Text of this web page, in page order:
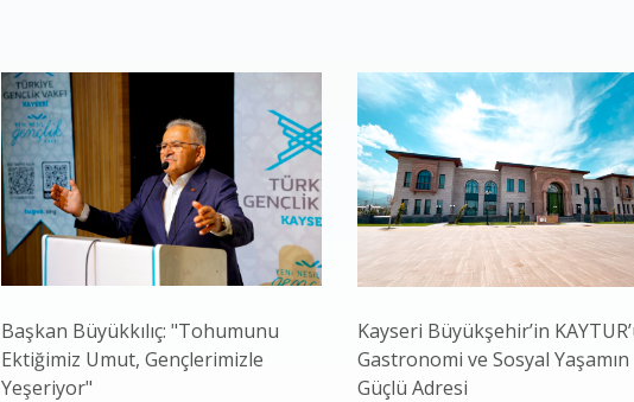
Başkan Büyükkılıç: "Tohumunu
Ektiğimiz Umut, Gençlerimizle
Yeşeriyor"
Kayseri Büyükşehir’in
Gastronomi ve Sosyal Yaşamın
Güçlü Adresi